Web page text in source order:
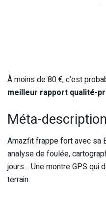
À moins de 80 €, c’est
meilleur rapport qualité-
Méta-
Amazfit frappe fort avec sa
analyse de foulée,
jours… Une montre GPS qui
terrain.